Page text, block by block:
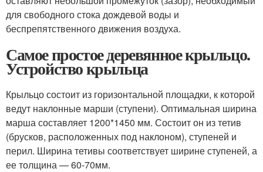
для свободного стока дождевой воды и
беспрепятственного движения воздуха.
Самое простое деревянное крыльцо.
Устройство крыльца
Крыльцо состоит из горизонтальной площадки, к которой
ведут наклонные марши (ступени). Оптимальная ширина
марша составляет 1200*1450 мм. Состоит он из тетив
(брусков, расположенных под наклоном), ступеней и
перил. Ширина тетивы соответствует ширине ступеней, а
ее толщина — 60-70мм.